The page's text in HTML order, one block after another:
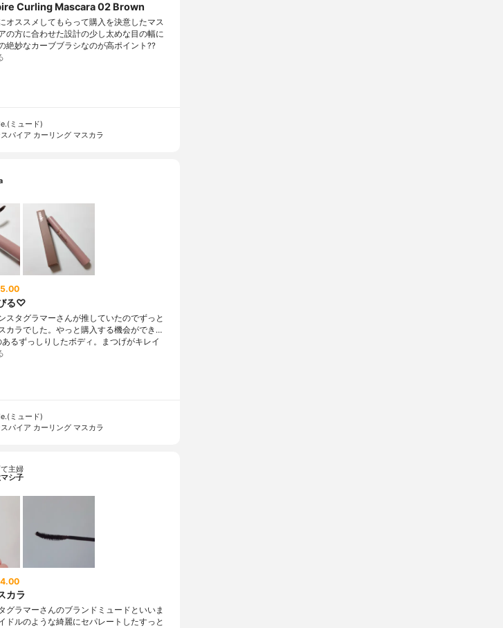
Curling Mascara 02 Brown
オススメしてもらって購入を決意したマス
の方に合わせた設計の少し太めな目の幅に
絶妙なカーブブラシなのが高ポイント??
ミュード)
パイア カーリング マスカラ
5.00
る♡
スタグラマーさんが推していたのでずっと
カラでした。やっと購入する機会ができ…
るずっしりしたボディ。まつげがキレイ
ミュード)
パイア カーリング マスカラ
主婦
シ子
4.00
カラ
グラマーさんのブランドミュードといいま
ドルのような綺麗にセパレートしたすっと